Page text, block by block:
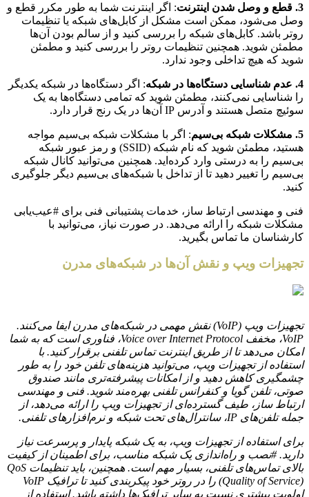
3. قطع و وصل شدن اینترنت
: اگر اینترنت شما به طور مکرر قطع و
وصل می‌شود، ممکن است مشکل از کابل‌های شبکه یا تنظیمات
روتر باشد. کابل‌های شبکه را بررسی کنید و از سالم بودن آن‌ها
مطمئن شوید. همچنین تنظیمات روتر را بررسی کنید و مطمئن
شوید که هیچ تداخلی وجود ندارد.
4. عدم شناسایی دستگاه‌ها در شبکه
: اگر دستگاه‌ها در شبکه یکدیگر
را شناسایی نمی‌کنند، مطمئن شوید که تمامی دستگاه‌ها به یک
سوئیچ متصل هستند و آدرس IP آن‌ها در یک رنج قرار دارد.
5. مشکلات شبکه بی‌سیم
: اگر با مشکلات شبکه بی‌سیم مواجه
هستید، مطمئن شوید که نام شبکه (SSID) و رمز عبور شبکه
بی‌سیم را به درستی وارد کرده‌اید. همچنین می‌توانید کانال شبکه
بی‌سیم را تغییر دهید تا از تداخل با شبکه‌های بی‌سیم دیگر جلوگیری
کنید.
فنی و مهندسی ارتباط ساز، خدمات پشتیبانی فنی برای #عیب‌یابی
مشکلات شبکه را ارائه می‌دهد. در صورت نیاز، می‌توانید با
کارشناسان ما تماس بگیرید.
تجهیزات ویپ و نقش آن‌ها در شبکه‌های مدرن
تجهیزات ویپ (VoIP) نقش مهمی در شبکه‌های مدرن ایفا می‌کنند.
VoIP، مخفف Voice over Internet Protocol، فناوری است که به شما
امکان می‌دهد تا از طریق اینترنت تماس تلفنی برقرار کنید. با
استفاده از تجهیزات ویپ، می‌توانید هزینه‌های تلفن خود را به طور
چشمگیری کاهش دهید و از امکانات پیشرفته‌تری مانند صندوق
صوتی، تلفن گویا و کنفرانس تلفنی بهره‌مند شوید. فنی و مهندسی
ارتباط ساز، طیف گسترده‌ای از تجهیزات ویپ را ارائه می‌دهد، از
جمله تلفن‌های IP، سانترال‌های تحت شبکه و نرم‌افزارهای تلفنی.
برای استفاده از تجهیزات ویپ، به یک شبکه پایدار و پرسرعت نیاز
دارید. #نصب و راه‌اندازی یک شبکه مناسب، برای اطمینان از کیفیت
بالای تماس‌های تلفنی، بسیار مهم است. همچنین، باید تنظیمات QoS
(Quality of Service) را در روتر خود پیکربندی کنید تا ترافیک VoIP
اولویت بیشتری نسبت به سایر ترافیک‌ها داشته باشد. استفاده از